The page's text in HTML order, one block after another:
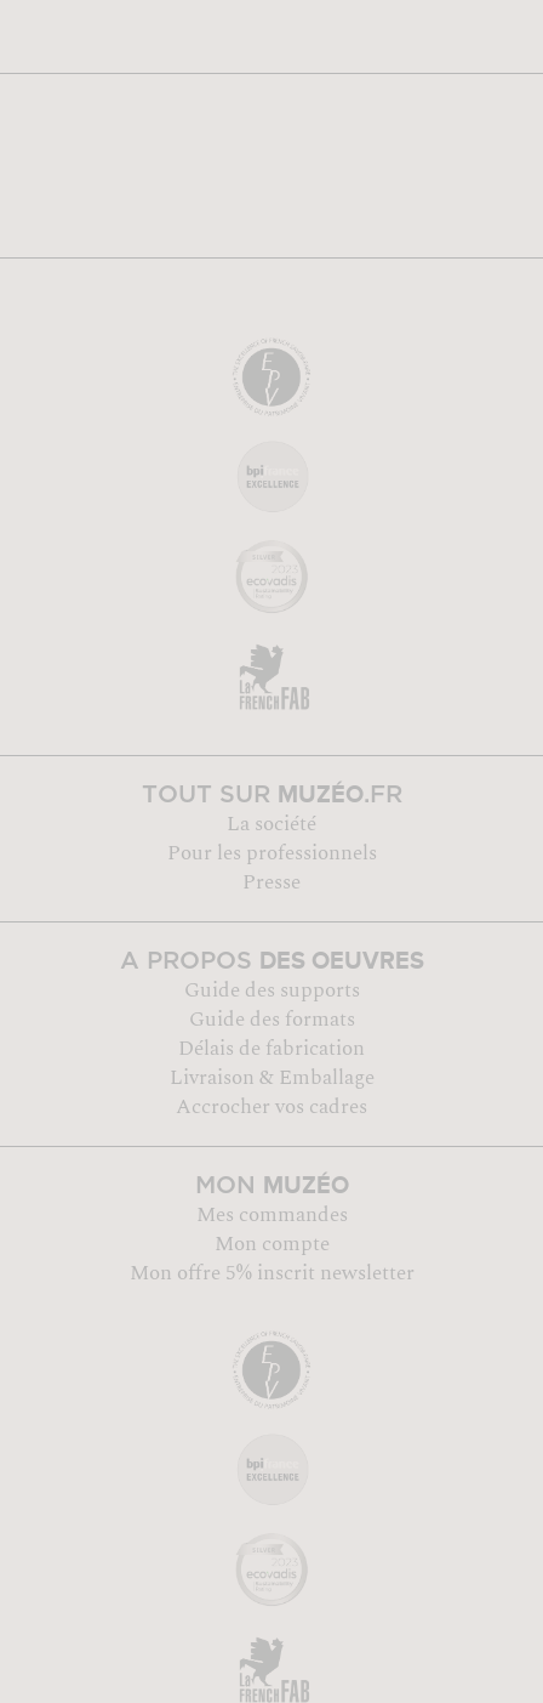
TOUT SUR MUZÉO.FR
La société
Pour les professionnels
Presse
A PROPOS DES OEUVRES
Guide des supports
Guide des formats
Délais de fabrication
Livraison & Emballage
Accrocher vos cadres
MON MUZÉO
Mes commandes
Mon compte
Mon offre 5% inscrit newsletter